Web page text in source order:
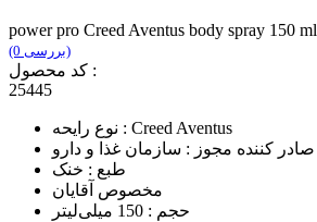
power pro Creed Aventus body spray 150 ml
(0 بررسی)
کد محصول :
25445
نوع رایحه : Creed Aventus
صادر کننده مجوز : سازمان غذا و دارو
طبع : خنک
مخصوص آقایان
حجم : 150 میلی‌لیتر